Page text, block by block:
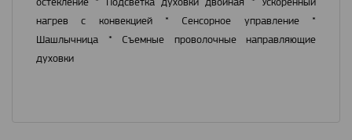
нагрев с конвекцией * Сенсорное управление *
Шашлычница * Съемные проволочные направляющие
духовки